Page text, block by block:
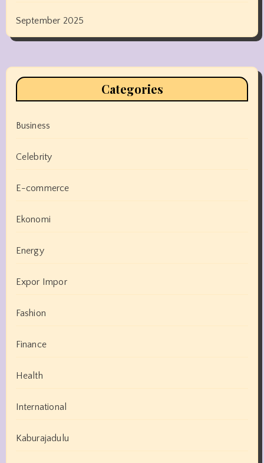
September 2025
Categories
Business
Celebrity
E-commerce
Ekonomi
Energy
Expor Impor
Fashion
Finance
Health
International
Kaburajadulu